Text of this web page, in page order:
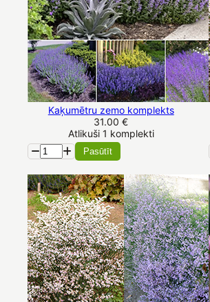
Kaķumētru zemo komplekts
31.00 €
Atlikuši 1 komplekti
Pasūtīt